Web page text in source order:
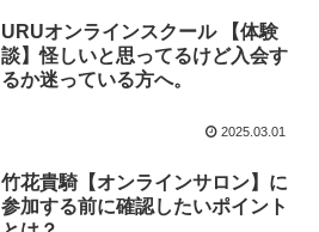
URUオンラインスクール 【体験
談】怪しいと思ってるけど入会す
るか迷っている方へ。
2025.03.01
竹花貴騎【オンラインサロン】に
参加する前に確認したいポイント